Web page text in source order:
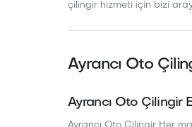
çilingir hizmeti için bizi
Ayrancı Oto
Ayrancı Oto Çilingir